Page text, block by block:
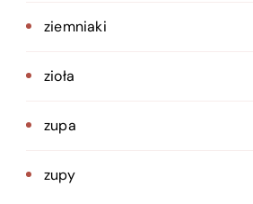
ziemniaki
zioła
zupa
zupy